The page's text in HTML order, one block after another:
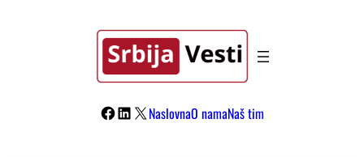
Facebook
LinkedIn
X NaslovnaO namaNaš tim